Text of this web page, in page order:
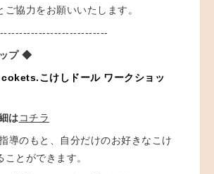
ご協力をお願いいたします。
プ ◆
cokets.こけしドール ワークショッ
はコチラ
導のもと、自分だけのお好きなこけ
ことができます。